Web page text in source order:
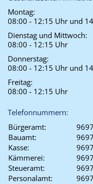
Montag:
08:00 - 12:15 Uhr und
Dienstag und Mittwoch:
08:00 - 12:15 Uhr
Donnerstag:
08:00 - 12:15 Uhr und
Freitag:
08:00 - 12:15 Uhr
Telefonnummern:
Bürgeramt:
Bauamt:
Kasse:
Kämmerei:
Steueramt:
Personalamt: